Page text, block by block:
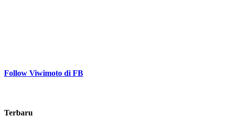
Follow Viwimoto di FB
Terbaru